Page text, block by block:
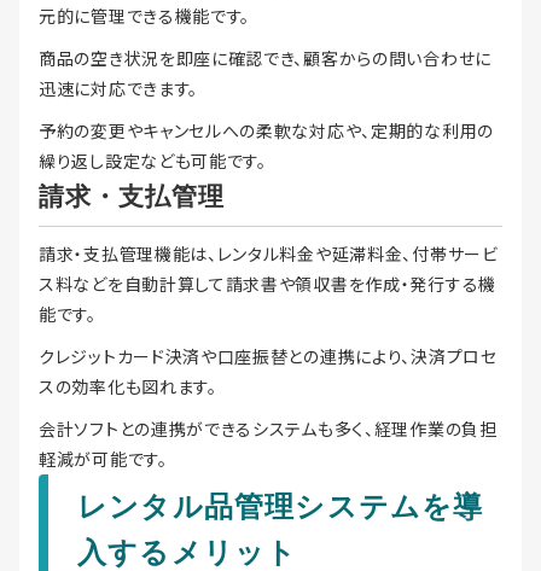
元的に管理できる機能です。
商品の空き状況を即座に確認でき、顧客からの問い合わせに
迅速に対応できます。
予約の変更やキャンセルへの柔軟な対応や、定期的な利用の
繰り返し設定なども可能です。
請求・支払管理
請求・支払管理機能は、レンタル料金や延滞料金、付帯サービ
ス料などを自動計算して請求書や領収書を作成・発行する機
能です。
クレジットカード決済や口座振替との連携により、決済プロセ
スの効率化も図れます。
会計ソフトとの連携ができるシステムも多く、経理作業の負担
軽減が可能です。
レンタル品管理システムを導
入するメリット